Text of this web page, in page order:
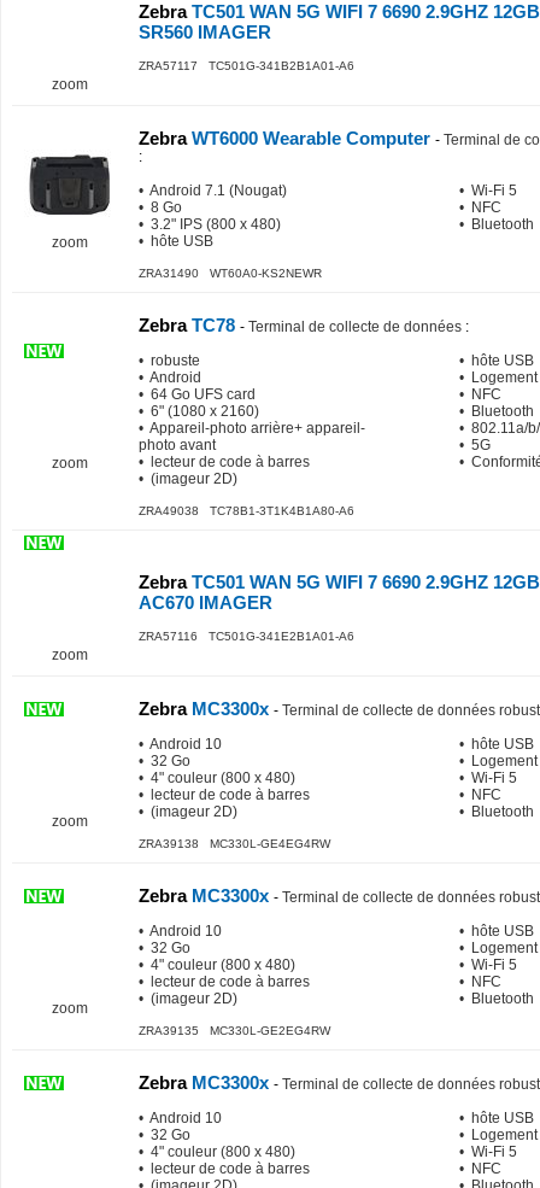
zoom
ZebraTC501 WAN 5G WIFI 7 6690 2.9GHZ
SR560 IMAGER
ZRA57117 TC501G-341B2B1A01-A6
zoom
ZebraWT6000 Wearable Computer - Terminal de
:
• Android 7.1 (Nougat)
• 8 Go
• 3.2" IPS (800 x 480)
• hôte USB
• Wi-Fi 5
• NFC
• Bluetooth
ZRA31490 WT60A0-KS2NEWR
zoom
ZebraTC78 - Terminal de collecte de données :
• robuste
• Android
• 64 Go UFS card
• 6" (1080 x 2160)
• Appareil-photo arrière+ appareil-
photo avant
• lecteur de code à barres
• (imageur 2D)
• hôte USB
•
• NFC
• Bluetooth
• 802.11a/
• 5G
•
ZRA49038 TC78B1-3T1K4B1A80-A6
zoom
ZebraTC501 WAN 5G WIFI 7 6690 2.9GHZ
AC670 IMAGER
ZRA57116 TC501G-341E2B1A01-A6
zoom
ZebraMC3300x - Terminal de collecte de données
• Android 10
• 32 Go
• 4" couleur (800 x 480)
• lecteur de code à barres
• (imageur 2D)
• hôte USB
•
• Wi-Fi 5
• NFC
• Bluetooth
ZRA39138 MC330L-GE4EG4RW
zoom
ZebraMC3300x - Terminal de collecte de données
• Android 10
• 32 Go
• 4" couleur (800 x 480)
• lecteur de code à barres
• (imageur 2D)
• hôte USB
•
• Wi-Fi 5
• NFC
• Bluetooth
ZRA39135 MC330L-GE2EG4RW
ZebraMC3300x - Terminal de collecte de données
• Android 10
• 32 Go
• 4" couleur (800 x 480)
• lecteur de code à barres
• hôte USB
•
• Wi-Fi 5
• NFC